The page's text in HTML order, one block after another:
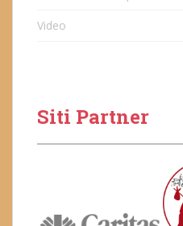
Video
Siti Partner